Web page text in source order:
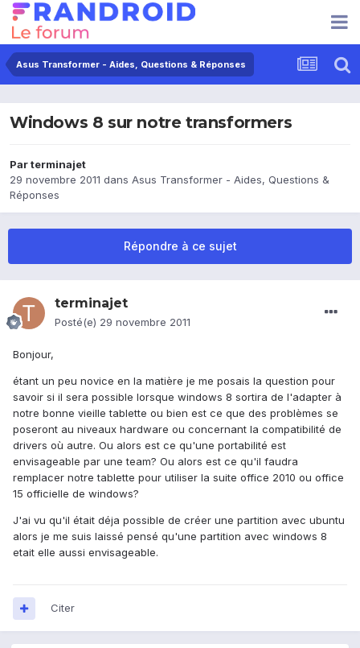
Asus Transformer - Aides, Questions & Réponses
Windows 8 sur notre transformers
Parterminajet
29 novembre 2011 dans Asus Transformer - Aides, Questions &
Réponses
Répondre à ce sujet
terminajet
Posté(e) 29 novembre 2011
Bonjour,
étant un peu novice en la matière je me posais la question pour
savoir si il sera possible lorsque windows 8 sortira de l'adapter à
notre bonne vieille tablette ou bien est ce que des problèmes se
poseront au niveaux hardware ou concernant la compatibilité de
drivers où autre. Ou alors est ce qu'une portabilité est
envisageable par une team? Ou alors est ce qu'il faudra
remplacer notre tablette pour utiliser la suite office 2010 ou office
15 officielle de windows?
J'ai vu qu'il était déja possible de créer une partition avec ubuntu
alors je me suis laissé pensé qu'une partition avec windows 8
etait elle aussi envisageable.
Citer